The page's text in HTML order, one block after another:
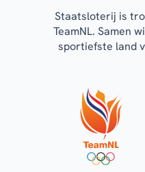
Staatsloterij is
TeamNL. Samen
sportiefste land